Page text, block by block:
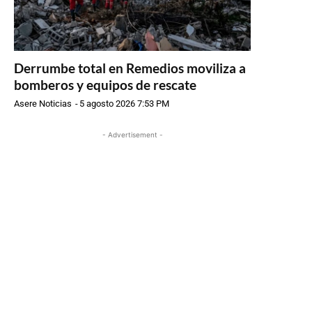
Derrumbe total en Remedios moviliza a
bomberos y equipos de rescate
Asere Noticias - 5 agosto 2026 7:53 PM
- Advertisement -